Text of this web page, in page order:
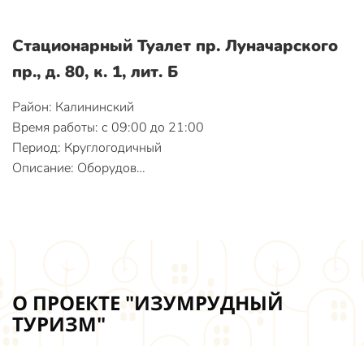
Стационарный Туалет пр. Луначарского
пр., д. 80, к. 1, лит. Б
Район: Калининский
Время работы: с 09:00 до 21:00
Период: Круглогодичный
Описание: Оборудов…
О ПРОЕКТЕ "ИЗУМРУДНЫЙ
ТУРИЗМ"